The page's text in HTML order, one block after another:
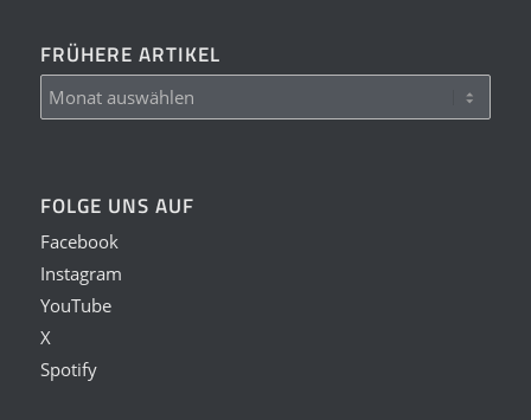
FRÜHERE ARTIKEL
FOLGE UNS AUF
Facebook
Instagram
YouTube
X
Spotify